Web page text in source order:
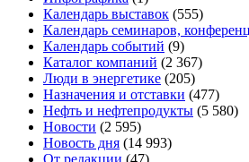
Календарь выставок (555)
Календарь семинаров,
Календарь событий (9)
Каталог компаний (2 367)
Люди в энергетике (205)
Назначения и отставки (477)
Нефть и нефтепродукты (5 580)
Новости (2 595)
Новость дня (14 993)